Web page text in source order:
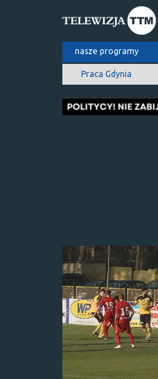
nasze programy
Praca Gdynia